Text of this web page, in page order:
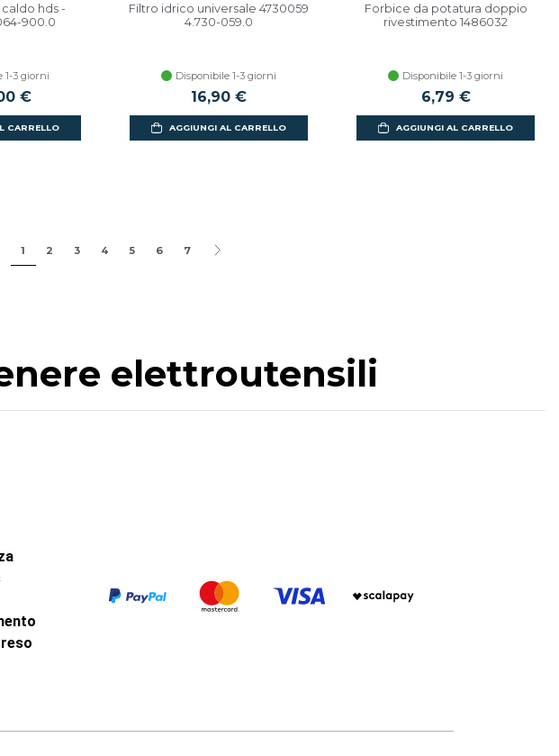
hds -
900.0
1-3 giorni
€
CARRELLO
Filtro idrico universale 4730059
4.730-059.0
Disponibile 1-3 giorni
16,90 €
AGGIUNGI AL CARRELLO
Forbice da potatura doppio
rivestimento 1486032
Disponibile 1-3 giorni
6,79 €
AGGIUNGI AL CARRELLO
1 2 3 4 5 6 7
elettroutensili